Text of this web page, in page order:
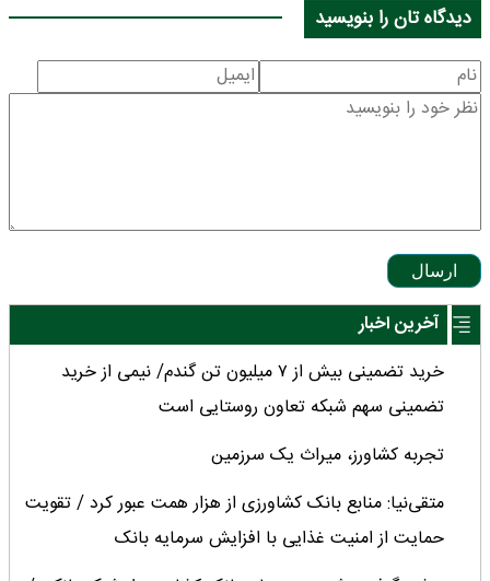
دیدگاه تان را بنویسید
ارسال
آخرین اخبار
خرید تضمینی بیش از ۷ میلیون تن گندم/ نیمی از خرید
تضمینی سهم شبکه تعاون روستایی است
تجربه کشاورز، میراث یک سرزمین
متقی‌نیا: منابع بانک کشاورزی از هزار همت عبور کرد / تقویت
حمایت از امنیت غذایی با افزایش سرمایه بانک